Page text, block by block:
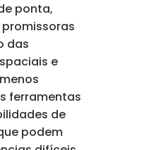
ponta,
das
e
ferramentas
de
podem